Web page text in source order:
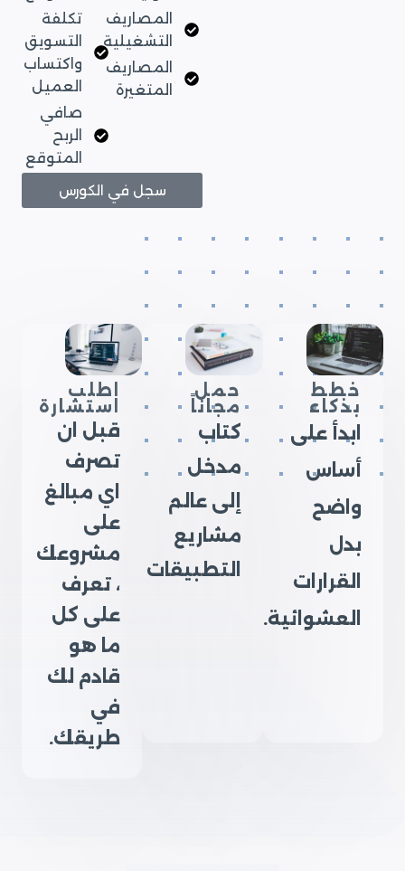
المصاريف
التشغيلية
المصاريف
المتغيرة
تكلفة
التسويق
واكتساب
العميل
صافي
الربح
المتوقع
سجل في الكورس
خطط
بذكاء
ابدأ على
أساس
واضح
بدل
القرارات
العشوائية.
حمل
مجاناً
كتاب
مدخل
إلى عالم
مشاريع
التطبيقات
اطلب
استشارة
قبل ان
تصرف
اي مبالغ
على
مشروعك
، تعرف
على كل
ما هو
قادم لك
في
طريقك.